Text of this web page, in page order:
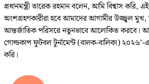
প্রধানমন্ত্রী তারেক রহমান বলেন, আমি বিশ্বাস করি, এই
অংশগ্রহণকারীরা হবে আমাদের আগামীর উজ্জ্বল মুখ,
আন্তর্জাতিক পরিসরে নতুনভাবে আলোকিত করবে।
গোল্ডকাপ ফুটবল টুর্নামেন্ট (বালক-বালিকা) ২০২৬’-
করি।